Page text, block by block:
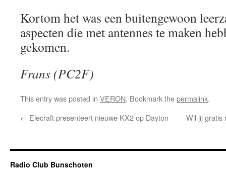
Kortom het was een buitengewoon
aspecten die met antennes te maken
gekomen.
Frans (PC2F)
This entry was posted in VERON. Bookmark thepermalink.
← Elecraft presenteert nieuwe KX2 op Dayton Wil jij gratis
Radio Club Bunschoten